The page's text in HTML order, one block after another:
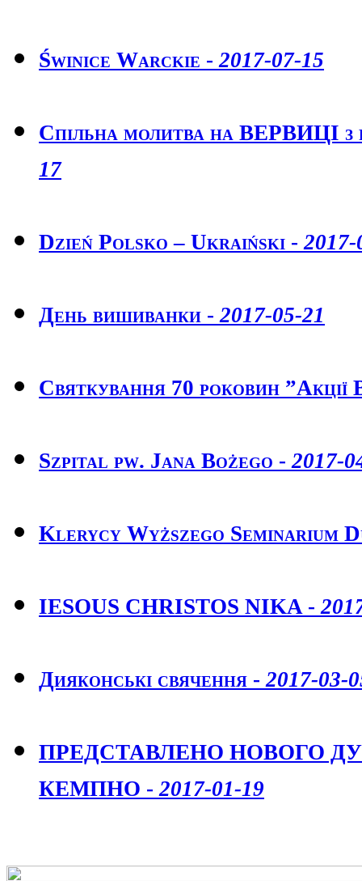
Świnice Warckie -2017-07-15
Спільна молитва на ВЕРВИЦІ
17
Dzień Polsko – Ukraiński -2017-
День вишиванки -2017-05-21
Святкування 70 роковин ”Акції
Szpital pw. Jana Bożego -2017-
Klerycy Wyższego Seminarium
IESOUS CHRISTOS NIKA -
Дияконські свячення -2017-03-
ПРЕДСТАВЛЕНО НОВОГО
КЕМПНО -2017-01-19